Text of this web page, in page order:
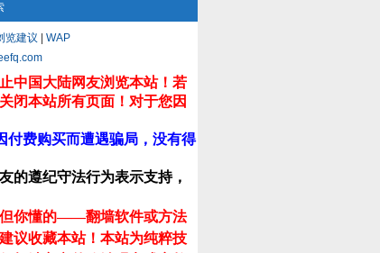
览建议
WAP
中国大陆网友浏览本站！若
闭本站所有页面！对于您因
付费购买而遭遇骗局，没有得
的遵纪守法行为表示支持，
但你懂的——翻墙软件或方法
议收藏本站！ 本站为纯粹技